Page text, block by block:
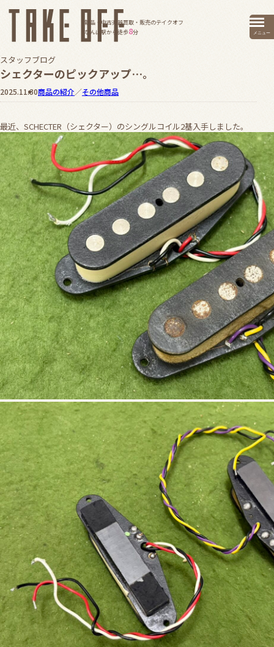
新品・中古楽器買取・販売のテイクオフ
なんば駅から徒歩8分 メニュー
スタッフブログ
シェクターのピックアップ…。
2025.11.30商品の紹介／その他商品
最近、SCHECTER（シェクター）のシングルコイル2基入手しました。